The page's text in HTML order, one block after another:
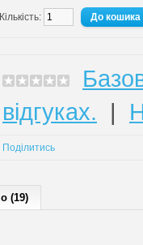
Кількість:
відгуках. |
Поділитись
(19)